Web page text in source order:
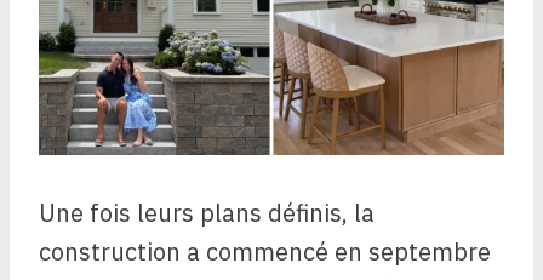
Une fois leurs plans définis, la
construction a commencé en septembre